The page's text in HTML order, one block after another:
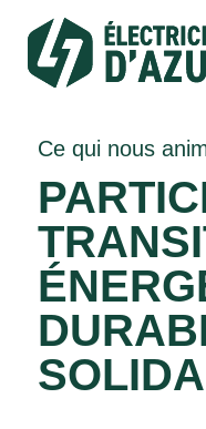
Ce qui nous